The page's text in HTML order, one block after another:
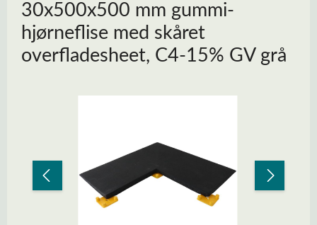
30x500x500 mm gummi-
hjørneflise med skåret
overfladesheet, C4-15% GV grå